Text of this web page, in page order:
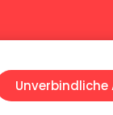
Unverbindliche